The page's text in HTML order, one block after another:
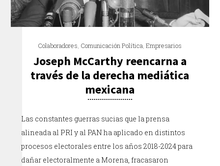
Colaboradores, Comunicación Política,Empresarios
Joseph McCarthy reencarna a
través de la derecha mediática
mexicana
Las constantes guerras sucias que la prensa
alineada al PRI y al PAN ha aplicado en distintos
procesos electorales entre los años 2018-2024 para
dañar electoralmente a Morena, fracasaron